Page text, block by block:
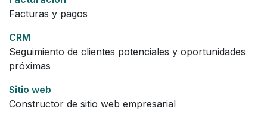
Facturas y pagos
CRM
Seguimiento de clientes potenciales y oportunidades
próximas
Sitio web
Constructor de sitio web empresarial